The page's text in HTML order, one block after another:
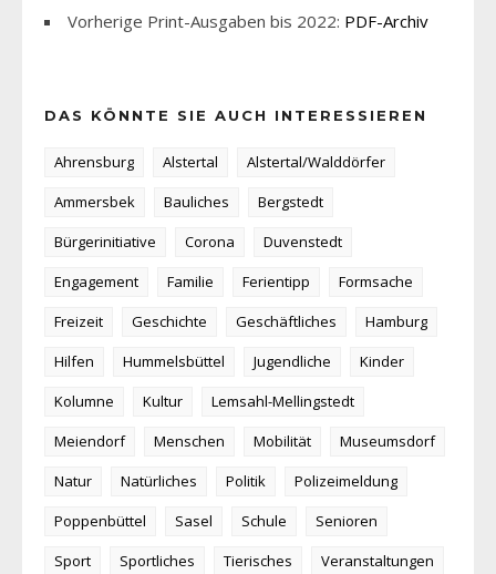
Vorherige Print-Ausgaben bis 2022: PDF-Archiv
DAS KÖNNTE SIE AUCH INTERESSIEREN
Ahrensburg Alstertal
Alstertal/Walddörfer
Ammersbek
Bauliches
Bergstedt
Bürgerinitiative
Corona
Duvenstedt
Engagement
Familie Ferientipp
Formsache
Freizeit
Geschichte Geschäftliches
Hamburg
Hilfen
Hummelsbüttel Jugendliche
Kinder
Kolumne
Kultur
Lemsahl-Mellingstedt
Meiendorf
Menschen Mobilität
Museumsdorf
Natur
Natürliches Politik
Polizeimeldung
Poppenbüttel
Sasel Schule
Senioren
Sport
Sportliches Tierisches
Veranstaltungen